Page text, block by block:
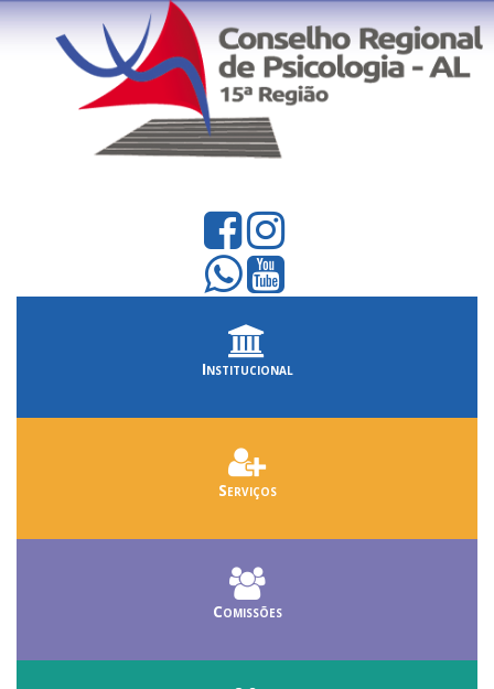
Institucional
Serviços
Comissões